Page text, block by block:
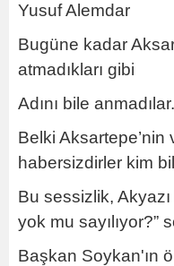
Yusuf Alemdar
Bugüne kadar
atmadıkları gibi
Adını bile anmadılar.
Belki Aksartepe’nin
habersizdirler kim
Bu sessizlik,
yok mu sayılıyor?”
Başkan Soykan'ın